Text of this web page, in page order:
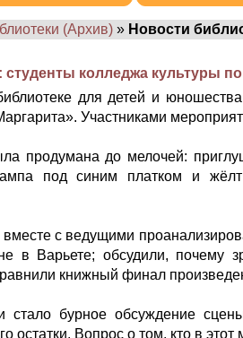
(Архив) » Новости
студенты колледжа культуры
для детей и
Участниками
продумана до мелочей:
под синим платком и
вместе с ведущими
в Варьете; обсудили, почему
книжный финал
стало бурное обсуждение
остатки. Вопрос о том, кто в